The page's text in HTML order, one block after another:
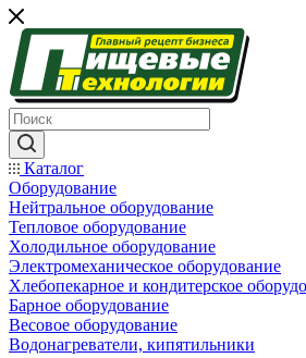
Каталог
Оборудование
Нейтральное оборудование
Тепловое оборудование
Холодильное оборудование
Электромеханическое оборудование
Хлебопекарное и кондитерское
Барное оборудование
Весовое оборудование
Водонагреватели, кипятильники